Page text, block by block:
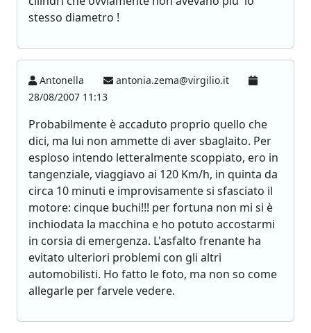
stesso diametro !
Antonella
antonia.zema@virgilio.it
28/08/2007 11:13
Probabilmente è accaduto proprio quello che
dici, ma lui non ammette di aver sbaglaito. Per
esploso intendo letteralmente scoppiato, ero in
tangenziale, viaggiavo ai 120 Km/h, in quinta da
circa 10 minuti e improvisamente si sfasciato il
motore: cinque buchi!!! per fortuna non mi si è
inchiodata la macchina e ho potuto accostarmi
in corsia di emergenza. L'asfalto frenante ha
evitato ulteriori problemi con gli altri
automobilisti. Ho fatto le foto, ma non so come
allegarle per farvele vedere.